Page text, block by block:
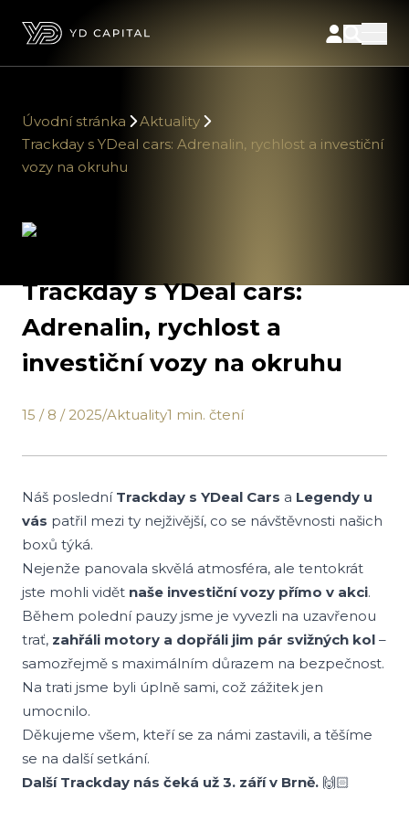
Úvodní stránka
Aktuality
Trackday s YDeal cars: Adrenalin, rychlost a investiční
vozy na okruhu
Trackday s YDeal cars:
Adrenalin, rychlost a
investiční vozy na okruhu
15 / 8 / 2025/Aktuality1 min. čtení
Náš poslední Trackday s YDeal Cars a Legendy u
vás patřil mezi ty nejživější, co se návštěvnosti našich
boxů týká.
Nejenže panovala skvělá atmosféra, ale tentokrát
jste mohli vidět naše investiční vozy přímo v akci.
Během polední pauzy jsme je vyvezli na uzavřenou
trať, zahřáli motory a dopřáli jim pár svižných kol –
samozřejmě s maximálním důrazem na bezpečnost.
Na trati jsme byli úplně sami, což zážitek jen
umocnilo.
Děkujeme všem, kteří se za námi zastavili, a těšíme
se na další setkání.
Další Trackday nás čeká už 3. září v Brně. 🙌🏻